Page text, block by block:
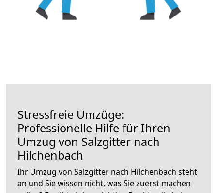
Stressfreie Umzüge:
Professionelle Hilfe für Ihren
Umzug von Salzgitter nach
Hilchenbach
Ihr Umzug von Salzgitter nach Hilchenbach steht
an und Sie wissen nicht, was Sie zuerst machen